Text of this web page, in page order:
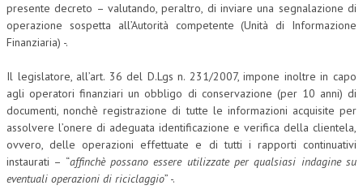
ARCHIVIO EVENTI (FINO AL 2022)
CORSI ENTI TERZI
PUBBLICAZIONI
BOLLETTINO FINANZIAMENTI
TELEGRAM
DOCUMENTI
presente decreto – valutando, peraltro, di inviare una segnalazione di
operazione sospetta all’Autorità competente (Unità di Informazione
Finanziaria) -.
Il legislatore, all’art. 36 del D.Lgs n. 231/2007, impone inoltre in capo
agli operatori finanziari un obbligo di conservazione (per 10 anni) di
documenti, nonchè registrazione di tutte le informazioni acquisite per
assolvere l’onere di adeguata identificazione e verifica della clientela,
ovvero, delle operazioni effettuate e di tutti i rapporti continuativi
instaurati – “affinchè possano essere utilizzate per qualsiasi indagine su
eventuali operazioni di riciclaggio” -.